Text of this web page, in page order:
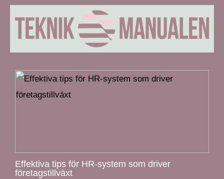
Effektiva tips för HR-system som driver
företagstillväxt